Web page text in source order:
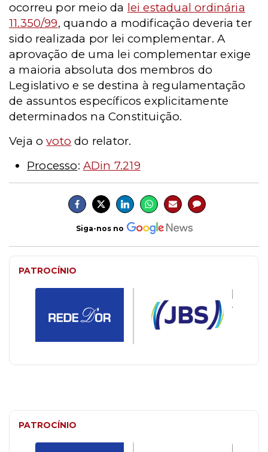
ocorreu por meio da lei estadual ordinária
11.350/99, quando a modificação deveria ter
sido realizada por lei complementar. A
aprovação de uma lei complementar exige
a maioria absoluta dos membros do
Legislativo e se destina à regulamentação
de assuntos específicos explicitamente
determinados na Constituição.
Veja ovoto do relator.
Processo: ADin 7.219
Siga-nos no
PATROCÍNIO
PATROCÍNIO